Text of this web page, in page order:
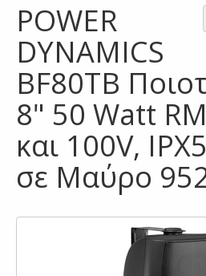
POWER
DYNAMICS
BF80TB
8" 50 Watt
και 100V,
σε Μαύρο